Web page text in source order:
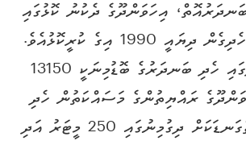
އިހަވަންދޫގެ ދެކުނު ކޮޅުގައި
ފުރަތަމަ ބަނދަރު ހެދިގެން ދިޔައީ 1990 އިގެ ކުރީކޮޅުއެވެ.
އެފަހަރު އިހަވަންދޫގައި ހެދި ބަނދަރުގެ ބޮޑުމިނަކީ 13150
ރައްޔިތުންގެ މަސައްކަތުން ހެދި
އެބަނދަރުގައި ގާތްގަނޑަކަށް ދިގުމިނުގައި 250 މީޓަރު އަދި